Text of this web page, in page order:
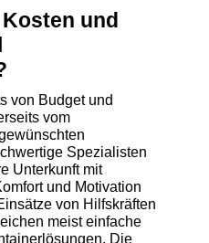
und
von Budget und
vom
Spezialisten
Unterkunft mit
und Motivation
von Hilfskräften
meist einfache
Die